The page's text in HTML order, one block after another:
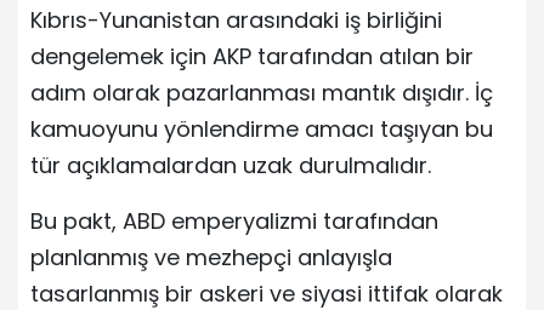
Kıbrıs-Yunanistan arasındaki iş birliğini
dengelemek için AKP tarafından atılan bir
adım olarak pazarlanması mantık dışıdır. İç
kamuoyunu yönlendirme amacı taşıyan bu
tür açıklamalardan uzak durulmalıdır.
Bu pakt, ABD emperyalizmi tarafından
planlanmış ve mezhepçi anlayışla
tasarlanmış bir askeri ve siyasi ittifak olarak